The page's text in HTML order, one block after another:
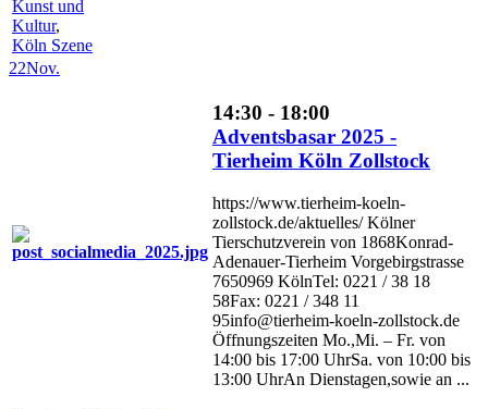
Kunst und
Kultur,
Köln Szene
22Nov.
14:30 - 18:00
Adventsbasar 2025 -
Tierheim Köln Zollstock
https://www.tierheim-koeln-
zollstock.de/aktuelles/ Kölner
Tierschutzverein von 1868Konrad-
Adenauer-Tierheim Vorgebirgstrasse
7650969 KölnTel: 0221 / 38 18
58Fax: 0221 / 348 11
95info@tierheim-koeln-zollstock.de
Öffnungszeiten Mo.,Mi. – Fr. von
14:00 bis 17:00 UhrSa. von 10:00 bis
13:00 UhrAn Dienstagen,sowie an ...